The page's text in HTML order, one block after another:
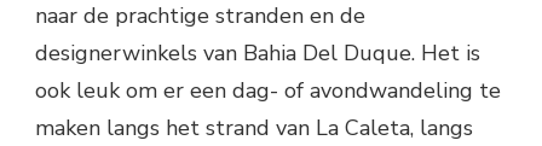
naar de prachtige stranden en de
designerwinkels van Bahia Del Duque. Het is
ook leuk om er een dag- of avondwandeling te
maken langs het strand van La Caleta, langs